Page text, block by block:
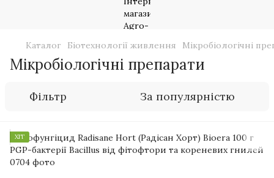
Каталог Біотехнології живлення Мікробіологічні
Мікробіологічні препарати
Фільтр За популярністю
ХІТ